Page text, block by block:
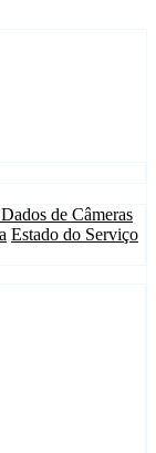
de Câmeras
Estado do Serviço